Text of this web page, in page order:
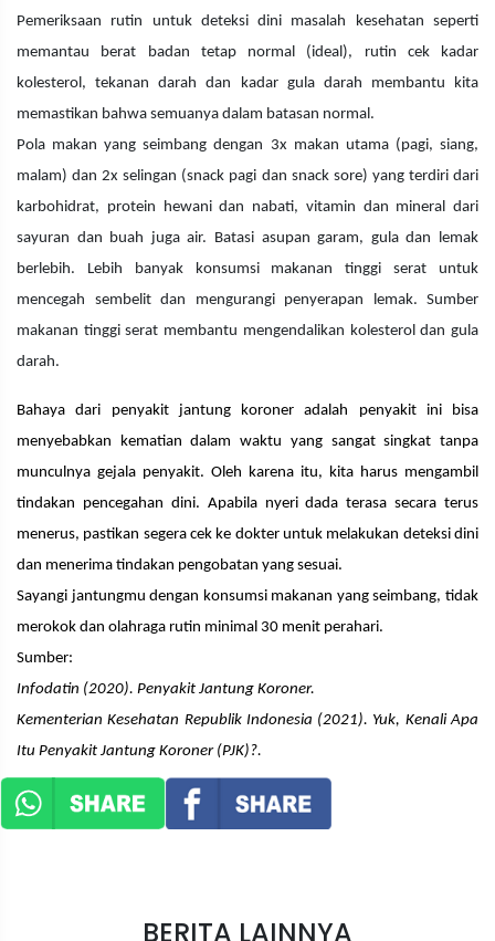
Pemeriksaan rutin untuk deteksi dini masalah kesehatan seperti
memantau berat badan tetap normal (ideal), rutin cek kadar
kolesterol, tekanan darah dan kadar gula darah membantu kita
memastikan bahwa semuanya dalam batasan normal.
Pola makan yang seimbang dengan 3x makan utama (pagi, siang,
malam) dan 2x selingan (snack pagi dan snack sore) yang terdiri dari
karbohidrat, protein hewani dan nabati, vitamin dan mineral dari
sayuran dan buah juga air. Batasi asupan garam, gula dan lemak
berlebih. Lebih banyak konsumsi makanan tinggi serat untuk
mencegah sembelit dan mengurangi penyerapan lemak. Sumber
makanan tinggi serat membantu mengendalikan kolesterol dan gula
darah.
Bahaya dari penyakit jantung koroner adalah penyakit ini bisa
menyebabkan kematian dalam waktu yang sangat singkat tanpa
munculnya gejala penyakit. Oleh karena itu, kita harus mengambil
tindakan pencegahan dini. Apabila nyeri dada terasa secara terus
menerus, pastikan segera cek ke dokter untuk melakukan deteksi dini
dan menerima tindakan pengobatan yang sesuai.
Sayangi jantungmu dengan konsumsi makanan yang seimbang, tidak
merokok dan olahraga rutin minimal 30 menit perahari.
Sumber:
Infodatin (2020). Penyakit Jantung Koroner.
Kementerian Kesehatan Republik Indonesia (2021). Yuk, Kenali Apa
Itu Penyakit Jantung Koroner (PJK)?.
BERITA LAINNYA